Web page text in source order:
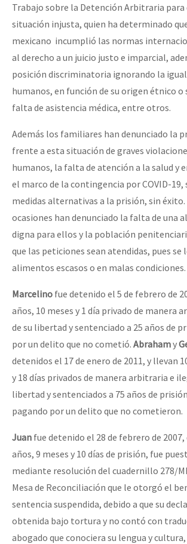
Trabajo sobre la Detención Arbitraria para
situación injusta, quien ha determinado
mexicano incumplió las normas
al derecho a un juicio justo e imparcial,
posición discriminatoria ignorando la
humanos, en función de su origen étnico o
falta de asistencia médica, entre otros.
Además los familiares han denunciado la
frente a esta situación de graves
humanos, la falta de atención a la salud y
el marco de la contingencia por COVID-
medidas alternativas a la prisión, sin éxito.
ocasiones han denunciado la falta de una
digna para ellos y la población
que las peticiones sean atendidas, pues se
alimentos escasos o en malas condiciones.
Marcelino fue detenido el 5 de febrero de
años, 10 meses y 1 día privado de manera
de su libertad y sentenciado a 25 años de
por un delito que no cometió. Abrahamy
detenidos el 17 de enero de 2011, y llevan
y 18 días privados de manera arbitraria e
libertad y sentenciados a 75 años de
pagando por un delito que no cometieron.
Juan fue detenido el 28 de febrero de 2007,
años, 9 meses y 10 días de prisión, fue
mediante resolución del cuadernillo 278/
Mesa de Reconciliación que le otorgó el
sentencia suspendida, debido a que su
obtenida bajo tortura y no contó con
abogado que conociera su lengua y